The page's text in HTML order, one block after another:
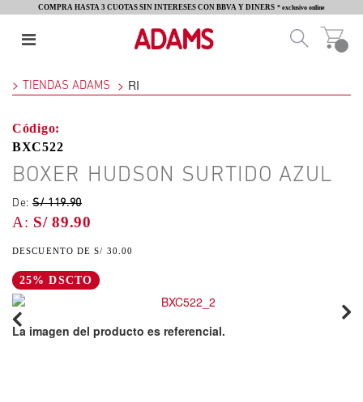
COMPRA HASTA 3 CUOTAS SIN INTERESES CON BBVA Y DINERS * exclusivo online
TIENDAS ADAMS RI
BXC522
BOXER HUDSON SURTIDO AZUL
De:S/ 119.90
S/ 89.90
S/ 30.00
25% DSCTO